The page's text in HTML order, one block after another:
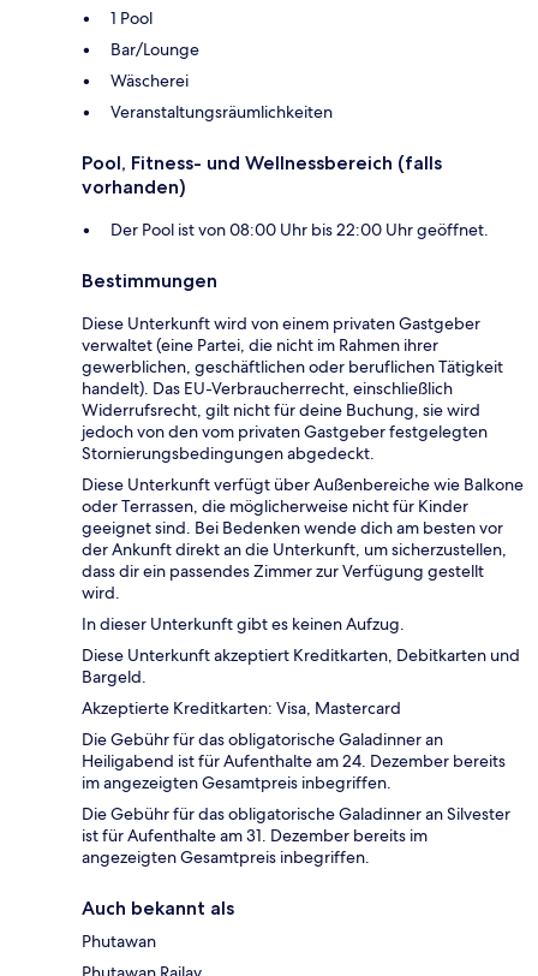
1 Pool
Bar/Lounge
Wäscherei
Veranstaltungsräumlichkeiten
Pool, Fitness- und Wellnessbereich (falls
vorhanden)
Der Pool ist von 08:00 Uhr bis 22:00 Uhr geöffnet.
Bestimmungen
Diese Unterkunft wird von einem privaten Gastgeber
verwaltet (eine Partei, die nicht im Rahmen ihrer
gewerblichen, geschäftlichen oder beruflichen Tätigkeit
handelt). Das EU-Verbraucherrecht, einschließlich
Widerrufsrecht, gilt nicht für deine Buchung, sie wird
jedoch von den vom privaten Gastgeber festgelegten
Stornierungsbedingungen abgedeckt.
Diese Unterkunft verfügt über Außenbereiche wie Balkone
oder Terrassen, die möglicherweise nicht für Kinder
geeignet sind. Bei Bedenken wende dich am besten vor
der Ankunft direkt an die Unterkunft, um sicherzustellen,
dass dir ein passendes Zimmer zur Verfügung gestellt
wird.
In dieser Unterkunft gibt es keinen Aufzug.
Diese Unterkunft akzeptiert Kreditkarten, Debitkarten und
Bargeld.
Akzeptierte Kreditkarten: Visa, Mastercard
Die Gebühr für das obligatorische Galadinner an
Heiligabend ist für Aufenthalte am 24. Dezember bereits
im angezeigten Gesamtpreis inbegriffen.
Die Gebühr für das obligatorische Galadinner an Silvester
ist für Aufenthalte am 31. Dezember bereits im
angezeigten Gesamtpreis inbegriffen.
Auch bekannt als
Phutawan